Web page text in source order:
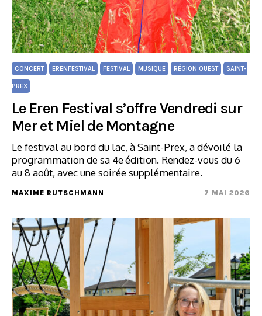
CONCERT ERENFESTIVAL FESTIVAL MUSIQUE RÉGION OUEST SAINT-
PREX
Le Eren Festival s’offre Vendredi sur
Mer et Miel de Montagne
Le festival au bord du lac, à Saint-Prex, a dévoilé la
programmation de sa 4e édition. Rendez-vous du 6
au 8 août, avec une soirée supplémentaire.
MAXIME RUTSCHMANN 7 MAI 2026